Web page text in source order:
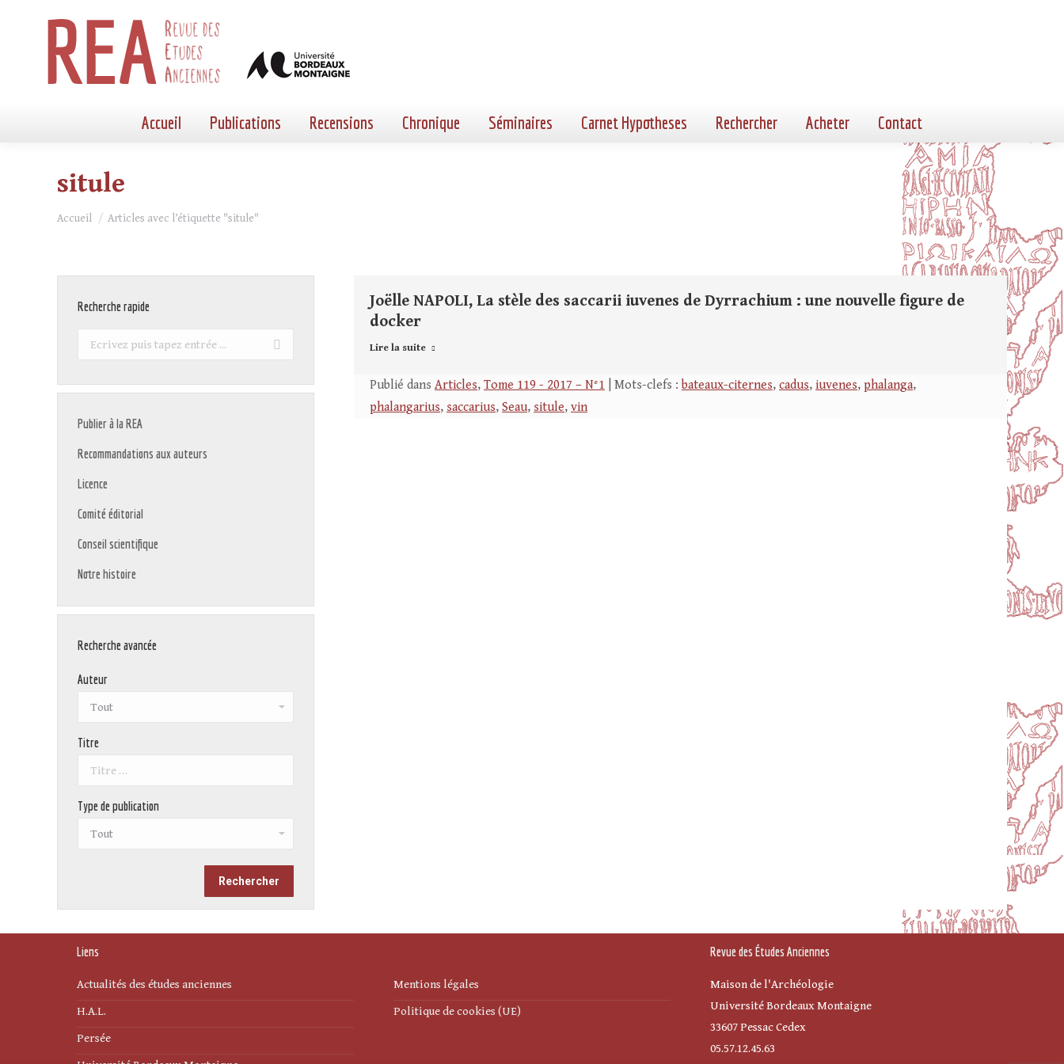
Accueil Publications Recensions Chronique Séminaires Carnet Hypotheses Rechercher Acheter Contact
situle
Vous êtes ici :
Accueil Articles avec l’étiquette "situle"
Joëlle NAPOLI, La stèle des saccarii iuvenes de Dyrrachium : une nouvelle figure de
docker
Lire la suite
Publié dans Articles, Tome 119 - 2017 – N°1 | Mots-clefs : bateaux-citernes, cadus, iuvenes, phalanga,
phalangarius, saccarius, Seau, situle, vin
Recherche rapide
Recherche
Publier à la REA
Recommandations aux auteurs
Licence
Comité éditorial
Conseil scientifique
Notre histoire
Recherche avancée
Auteur
Titre
Type de publication
Liens
Actualités des études anciennes
H.A.L.
Persée
Mentions légales
Politique de cookies (UE)
Revue des Études Anciennes
Maison de l'Archéologie
Université Bordeaux Montaigne
33607 Pessac Cedex
05.57.12.45.63